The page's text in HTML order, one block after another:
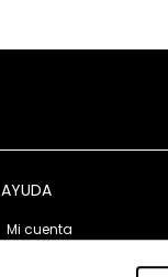
AYUDA
Mi cuenta